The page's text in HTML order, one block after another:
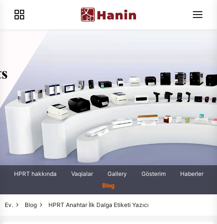
HPRT hakkında Vaqialar Gallery Gösterim
Haberler
Blog
Ev. Blog HPRT Anahtar İlk Dalga Etiketi Yazıcı